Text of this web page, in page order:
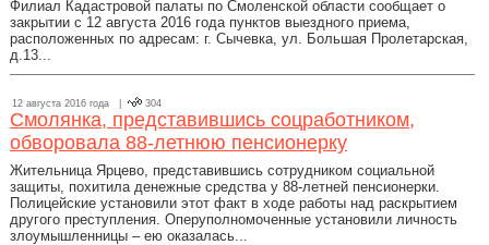
Филиал Кадастровой палаты по Смоленской области сообщает о
закрытии с 12 августа 2016 года пунктов выездного приема,
расположенных по адресам: г. Сычевка, ул. Большая Пролетарская,
д.13...
12 августа 2016 года | 304
Смолянка, представившись соцработником,
обворовала 88-летнюю пенсионерку
Жительница Ярцево, представившись сотрудником социальной
защиты, похитила денежные средства у 88-летней пенсионерки.
Полицейские установили этот факт в ходе работы над раскрытием
другого преступления. Оперуполномоченные установили личность
злоумышленницы – ею оказалась...